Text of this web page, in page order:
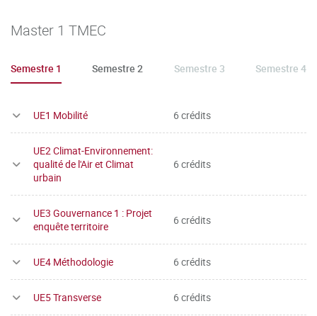
Master 1 TMEC
Semestre 1 Semestre 2 Semestre 3 Semestre 4
UE1 Mobilité 6 crédits
UE2 Climat-Environnement:
qualité de l'Air et Climat
urbain
6 crédits
UE3 Gouvernance 1 : Projet
enquête territoire
6 crédits
UE4 Méthodologie 6 crédits
UE5 Transverse 6 crédits